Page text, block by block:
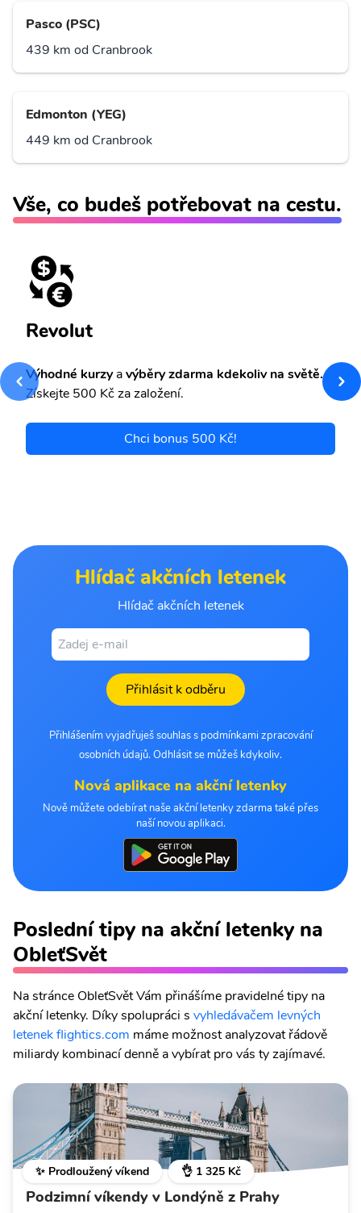
Pasco (PSC)
439 km od Cranbrook
Edmonton (YEG)
449 km od Cranbrook
Vše, co budeš potřebovat na cestu.
Revolut
Výhodné kurzyavýběry zdarma kdekoliv na světě.
Získejte 500 Kč za založení.
Chci bonus 500 Kč!
Hlídač akčních letenek
Hlídač akčních letenek
Přihlásit k odběru
Přihlášením vyjadřuješ souhlas s podmínkami zpracování
osobních údajů. Odhlásit se můžeš kdykoliv.
Nová aplikace na akční letenky
Nově můžete odebírat naše akční letenky zdarma také přes
naší novou aplikaci.
Poslední tipy na akční letenky na
ObleťSvět
Na stránce ObleťSvět Vám přinášíme pravidelné tipy na
akční letenky. Díky spolupráci s vyhledávačem levných
letenek flightics.com máme možnost analyzovat řádově
miliardy kombinací denně a vybírat pro vás ty zajímavé.
✨ Prodloužený víkend 👌 1 325 Kč
Podzimní víkendy v Londýně z Prahy